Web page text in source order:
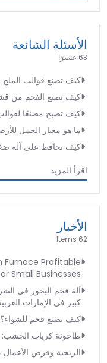
الأسئلة الشائعة
63 عنصرًا
كيف تصنع قوالب الملح
كيف تصنع الفحم من
كيف تصبح مصنعًا
ما هو معيار الحمل
كيف تحافظ على آلة
اقرأ المزيد
الأخبار
62 Items
Furnace Profitable
Small Businesses?
آلة فحم البخور في
كبير في الإمارات
كيف تصنع فحم للشواء؟
طاحونة كريات الخشب:
الربحية وفرص